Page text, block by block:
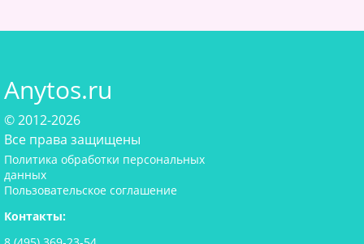
Anytos.ru
© 2012-2026
Все права защищены
Политика обработки персональных
данных
Пользовательское соглашение
Контакты: